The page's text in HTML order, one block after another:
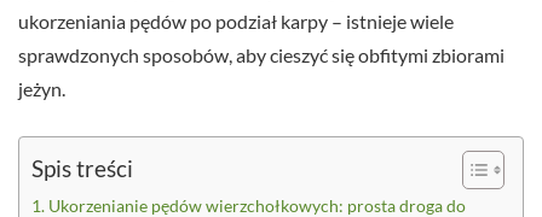
ukorzeniania pędów po podział karpy – istnieje wiele
sprawdzonych sposobów, aby cieszyć się obfitymi zbiorami
jeżyn.
Spis treści
Ukorzenianie pędów wierzchołkowych: prosta droga do